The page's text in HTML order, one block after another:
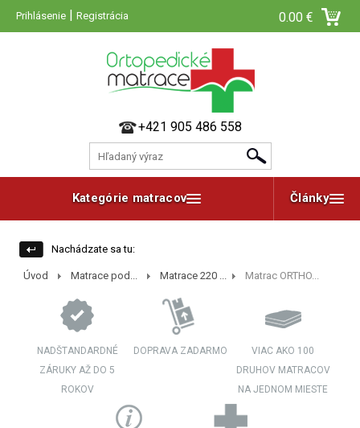
Prihlásenie | Registrácia 0.00 €
+421 905 486 558
Články
Kategórie matracov
Nachádzate sa tu:
Úvod Matrace pod... Matrace 220 ... Matrac ORTHO...
NADŠTANDARDNÉ
ZÁRUKY AŽ DO 5
ROKOV
DOPRAVA ZADARMO
VIAC AKO 100
DRUHOV MATRACOV
NA JEDNOM MIESTE